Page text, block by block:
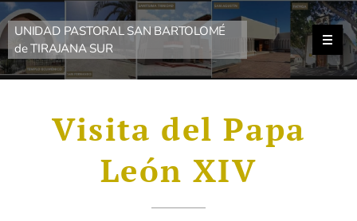
UNIDAD PASTORAL SAN BARTOLOMÉ
de TIRAJANA SUR
Visita del Papa
León XIV